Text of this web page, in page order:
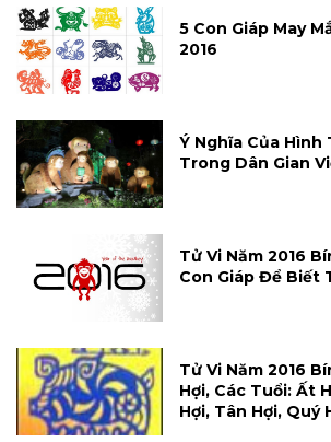
5 Con Giáp May
2016
Ý Nghĩa Của Hình
Trong Dân Gian
Tử Vi Năm 2016
Con Giáp Để Biết
Tử Vi Năm 2016
Hợi, Các Tuổi: Ất
Hợi, Tân Hợi, Quý